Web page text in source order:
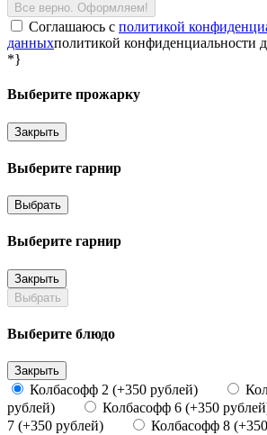
Все верно. Оформляем!
Соглашаюсь c политикой
данныхполитикой конфиденциальности
*}
Выберите прожарку
Закрыть
Выберите гарнир
Выбрать
Выберите гарнир
Закрыть
Выбрать
Выберите блюдо
Закрыть
Колбасофф 2 (+350 рублей)
рублей)
Колбасофф 6 (+350
7 (+350 рублей)
Колбасофф 8